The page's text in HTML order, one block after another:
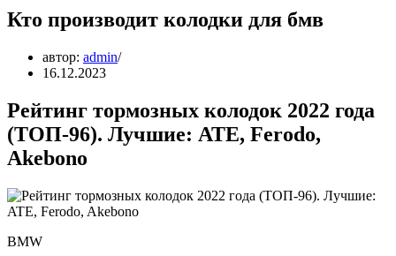
Кто производит колодки для бмв
автор: admin
16.12.2023
Рейтинг тормозных колодок 2022 года
(ТОП-96). Лучшие: ATE, Ferodo,
Akebono
BMW